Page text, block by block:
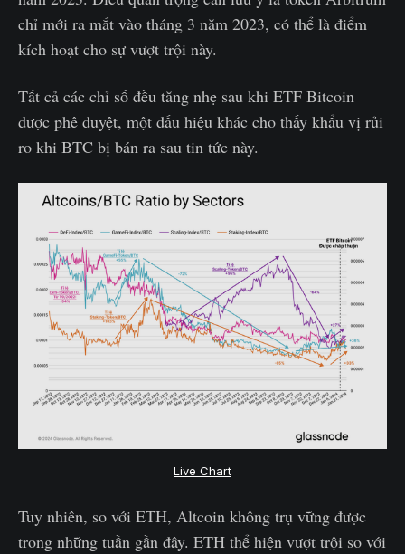
chỉ mới ra mắt vào tháng 3 năm 2023, có thể là điểm
kích hoạt cho sự vượt trội này.
Tất cả các chỉ số đều tăng nhẹ sau khi ETF Bitcoin
được phê duyệt, một dấu hiệu khác cho thấy khẩu vị rủi
ro khi BTC bị bán ra sau tin tức này.
Live Chart
Tuy nhiên, so với ETH, Altcoin không trụ vững được
trong những tuần gần đây. ETH thể hiện vượt trội so với